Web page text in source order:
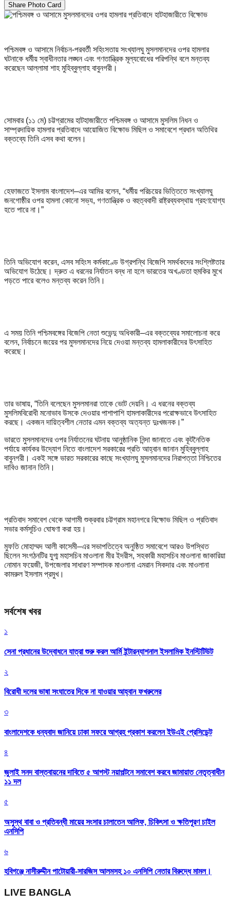
Share Photo Card
পশ্চিমবঙ্গ ও আসামে নির্বাচন-পরবর্তী সহিংসতায় সংখ্যালঘু মুসলমানদের ওপর হামলার
ঘটনাকে ধর্মীয় স্বাধীনতার লঙ্ঘন এবং গণতান্ত্রিক মূল্যবোধের পরিপন্থি বলে মন্তব্য
করেছেন আল্লামা শাহ মুহিব্বুল্লাহ বাবুনগরী।
সোমবার (১১ মে) চট্টগ্রামের হাটহাজারীতে পশ্চিমবঙ্গ ও আসামে মুসলিম নিধন ও
সাম্প্রদায়িক হামলার প্রতিবাদে আয়োজিত বিক্ষোভ মিছিল ও সমাবেশে প্রধান অতিথির
বক্তব্যে তিনি এসব কথা বলেন।
হেফাজতে ইসলাম বাংলাদেশ–এর আমির বলেন, “ধর্মীয় পরিচয়ের ভিত্তিতে সংখ্যালঘু
জনগোষ্ঠীর ওপর হামলা কোনো সভ্য, গণতান্ত্রিক ও বহুত্ববাদী রাষ্ট্রব্যবস্থায় গ্রহণযোগ্য
হতে পারে না।”
তিনি অভিযোগ করেন, এসব সহিংস কর্মকাণ্ডে উগ্রপন্থি বিজেপি সমর্থকদের সংশ্লিষ্টতার
অভিযোগ উঠেছে। দ্রুত এ ধরনের নির্যাতন বন্ধ না হলে ভারতের অখণ্ডতা হুমকির মুখে
পড়তে পারে বলেও মন্তব্য করেন তিনি।
এ সময় তিনি পশ্চিমবঙ্গের বিজেপি নেতা শুভেন্দু অধিকারী–এর বক্তব্যের সমালোচনা করে
বলেন, নির্বাচনে জয়ের পর মুসলমানদের নিয়ে দেওয়া মন্তব্য হামলাকারীদের উৎসাহিত
করেছে।
তার ভাষায়, “তিনি বলেছেন মুসলমানরা তাকে ভোট দেয়নি। এ ধরনের বক্তব্য
মুসলিমবিরোধী মনোভাব উসকে দেওয়ার পাশাপাশি হামলাকারীদের পরোক্ষভাবে উৎসাহিত
করছে। একজন দায়িত্বশীল নেতার এমন বক্তব্য অত্যন্ত দুঃখজনক।”
ভারতে মুসলমানদের ওপর নির্যাতনের ঘটনায় আনুষ্ঠানিক নিন্দা জানাতে এবং কূটনৈতিক
পর্যায়ে কার্যকর উদ্যোগ নিতে বাংলাদেশ সরকারের প্রতি আহ্বান জানান মুহিব্বুল্লাহ
বাবুনগরী। একই সঙ্গে ভারত সরকারের কাছে সংখ্যালঘু মুসলমানদের নিরাপত্তা নিশ্চিতের
দাবিও জানান তিনি।
প্রতিবাদ সমাবেশ থেকে আগামী শুক্রবার চট্টগ্রাম মহানগরে বিক্ষোভ মিছিল ও প্রতিবাদ
সভার কর্মসূচিও ঘোষণা করা হয়।
মুফতি মোহাম্মদ আলী কাসেমী–এর সভাপতিত্বে অনুষ্ঠিত সমাবেশে আরও উপস্থিত
ছিলেন সংগঠনটির যুগ্ম মহাসচিব মাওলানা মীর ইদরীস, সহকারী মহাসচিব মাওলানা জাকারিয়া
নোমান ফয়েজী, উপজেলার সাধারণ সম্পাদক মাওলানা এমরান সিকদার এবং মাওলানা
কামরুল ইসলাম প্রমুখ।
সর্বশেষ খবর
১
সেনা প্রধানের উদ্বোধনে যাত্রা শুরু করল আর্মি ইন্টারন্যাশনাল ইসলামিক ইনস্টিটিউট
২
বিরোধী দলের ভাষা সংঘাতের দিকে না যাওয়ার আহ্বান ফখরুলের
৩
বাংলাদেশকে ধন্যবাদ জানিয়ে ঢাকা সফরে আগ্রহ প্রকাশ করলেন ইউএই প্রেসিডেন্ট
৪
জুলাই সনদ বাস্তবায়নের দাবিতে ৫ আগস্ট নয়াপল্টনে সমাবেশ করবে জামায়াত নেতৃত্বাধীন
১১ দল
৫
অসুস্থ বাবা ও প্রতিবন্ধী মায়ের সংসার চালাতেন আলিফ, চিকিৎসা ও ক্ষতিপূরণ চাইল
এনসিপি
৬
হবিগঞ্জে নাসীরুদ্দীন পাটোয়ারী-সারজিস আলমসহ ১০ এনসিপি নেতার বিরুদ্ধে মামল।
LIVE BANGLA